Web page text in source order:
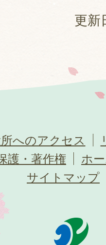
更新
へのアクセス
護・著作権
ホ
サイトマップ